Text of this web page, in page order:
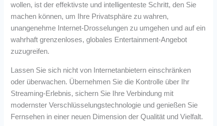
wollen, ist der effektivste und intelligenteste Schritt, den Sie
machen können, um Ihre Privatsphäre zu wahren,
unangenehme Internet-Drosselungen zu umgehen und auf ein
wahrhaft grenzenloses, globales Entertainment-Angebot
zuzugreifen.
Lassen Sie sich nicht von Internetanbietern einschränken
oder überwachen. Übernehmen Sie die Kontrolle über Ihr
Streaming-Erlebnis, sichern Sie Ihre Verbindung mit
modernster Verschlüsselungstechnologie und genießen Sie
Fernsehen in einer neuen Dimension der Qualität und Vielfalt.